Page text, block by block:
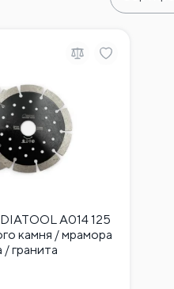
A014 125
камня / мрамора
гранита